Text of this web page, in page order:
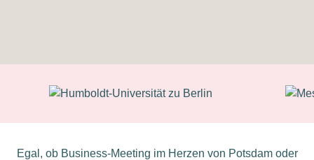
Egal, ob Business-Meeting im Herzen von Potsdam oder